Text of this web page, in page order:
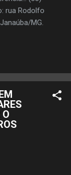
Rodolfo
MG.